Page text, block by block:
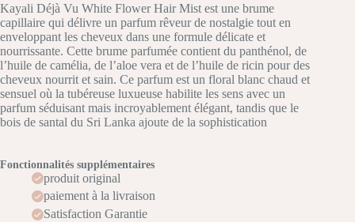
Kayali Déjà Vu White Flower Hair Mist est une brume
capillaire qui délivre un parfum rêveur de nostalgie tout en
enveloppant les cheveux dans une formule délicate et
nourrissante. Cette brume parfumée contient du panthénol, de
l’huile de camélia, de l’aloe vera et de l’huile de ricin pour des
cheveux nourrit et sain. Ce parfum est un floral blanc chaud et
sensuel où la tubéreuse luxueuse habilite les sens avec un
parfum séduisant mais incroyablement élégant, tandis que le
bois de santal du Sri Lanka ajoute de la sophistication
Fonctionnalités supplémentaires
produit original
paiement à la livraison
Satisfaction Garantie